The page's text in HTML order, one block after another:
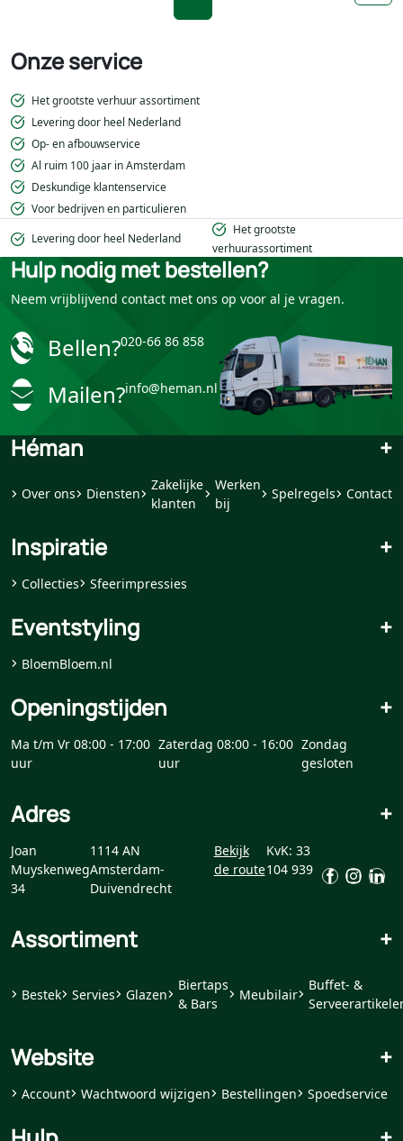
Onze service
Het grootste verhuur assortiment
Levering door heel Nederland
Op- en afbouwservice
Al ruim 100 jaar in Amsterdam
Deskundige klantenservice
Voor bedrijven en particulieren
Levering door heel Nederland
Het grootste
verhuurassortiment
Hulp nodig met bestellen?
Neem vrijblijvend contact met ons op voor al je vragen.
Bellen?020-66 86 858
Mailen?info@heman.nl
Héman +
Over ons Diensten
Zakelijke
klanten
Werken
bij
Spelregels Contact
Inspiratie +
Collecties Sfeerimpressies
Eventstyling +
BloemBloem.nl
Openingstijden +
Ma t/m Vr 08:00 - 17:00
uur
Zaterdag 08:00 - 16:00
uur
Zondag
gesloten
Adres +
Joan
Muyskenweg
34
1114 AN
Amsterdam-
Duivendrecht
Bekijk
de route
KvK: 33
104 939
Assortiment +
Bestek Servies Glazen
Biertaps
& Bars
Meubilair
Buffet- &
Website +
Account Wachtwoord wijzigen Bestellingen Spoedservice